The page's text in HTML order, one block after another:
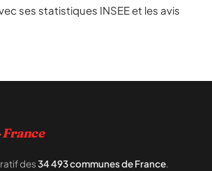
ses statistiques INSEE et les avis
·France
des34 493 communes de France.